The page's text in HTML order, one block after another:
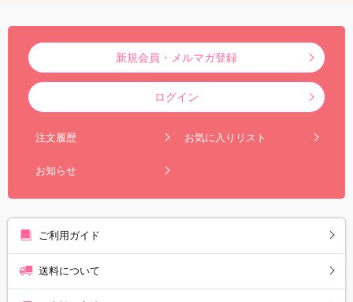
新規会員・メルマガ登録
ログイン
注文履歴 お気に入りリスト
お知らせ
ご利用ガイド
送料について